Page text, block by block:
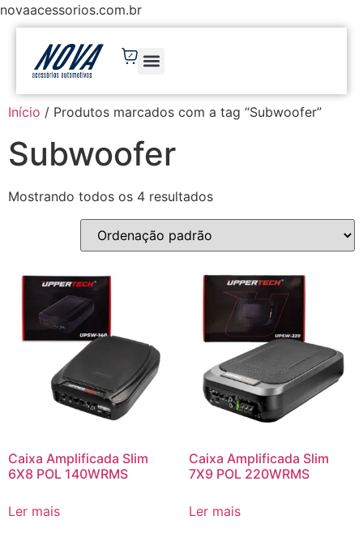
novaacessorios.com.br
Início / Produtos marcados com a tag “Subwoofer”
Subwoofer
Mostrando todos os 4 resultados
Caixa Amplificada Slim
6X8 POL 140WRMS
Ler mais
Caixa Amplificada Slim
7X9 POL 220WRMS
Ler mais